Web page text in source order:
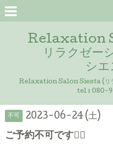
Relaxation
リラクゼー
シエ
Relaxation Salon Siesta (リラ
tel : 080-
不可 2023-06-24 (土)
ご予約不可です🙇‍♀️